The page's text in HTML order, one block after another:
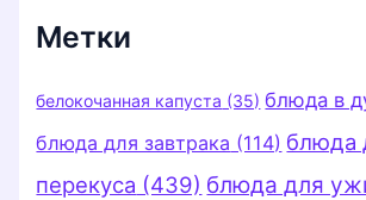
Метки
белокочанная капуста (35) блюда в
блюда для завтрака (114) блюда
перекуса (439) блюда для